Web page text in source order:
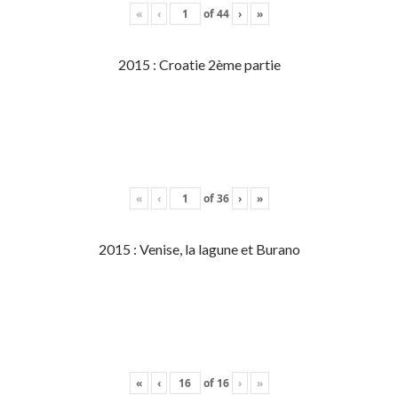
« ‹ of44 › »
2015 : Croatie 2ème partie
« ‹ of36 › »
2015 : Venise, la lagune et Burano
« ‹ of 16 › »